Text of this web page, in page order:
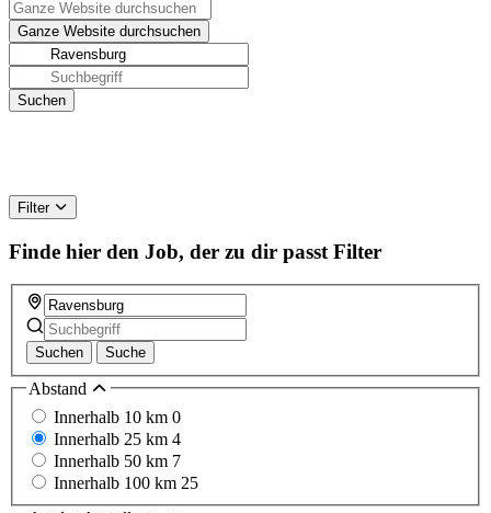
Filter
Finde hier den Job, der zu dir passt Filter
Suchen Suche
Abstand
Innerhalb 10 km 0
Innerhalb 25 km 4
Innerhalb 50 km 7
Innerhalb 100 km 25